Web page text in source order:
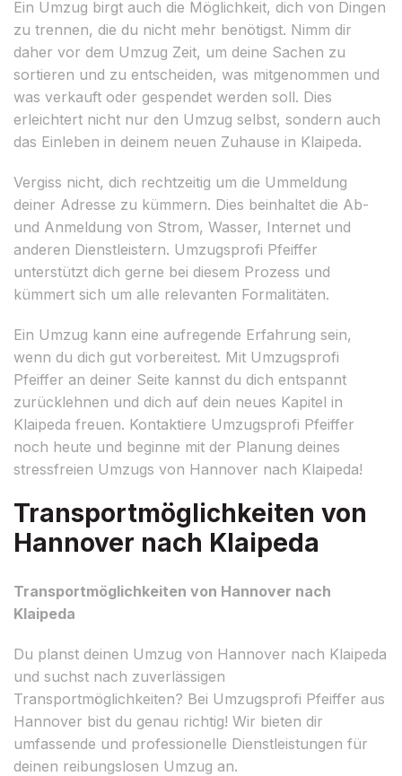
Ein Umzug birgt auch die Möglichkeit, dich von Dingen
zu trennen, die du nicht mehr benötigst. Nimm dir
daher vor dem Umzug Zeit, um deine Sachen zu
sortieren und zu entscheiden, was mitgenommen und
was verkauft oder gespendet werden soll. Dies
erleichtert nicht nur den Umzug selbst, sondern auch
das Einleben in deinem neuen Zuhause in Klaipeda.
Vergiss nicht, dich rechtzeitig um die Ummeldung
deiner Adresse zu kümmern. Dies beinhaltet die Ab-
und Anmeldung von Strom, Wasser, Internet und
anderen Dienstleistern. Umzugsprofi Pfeiffer
unterstützt dich gerne bei diesem Prozess und
kümmert sich um alle relevanten Formalitäten.
Ein Umzug kann eine aufregende Erfahrung sein,
wenn du dich gut vorbereitest. Mit Umzugsprofi
Pfeiffer an deiner Seite kannst du dich entspannt
zurücklehnen und dich auf dein neues Kapitel in
Klaipeda freuen. Kontaktiere Umzugsprofi Pfeiffer
noch heute und beginne mit der Planung deines
stressfreien Umzugs von Hannover nach Klaipeda!
Transportmöglichkeiten von
Hannover nach Klaipeda
Transportmöglichkeiten von Hannover nach
Klaipeda
Du planst deinen Umzug von Hannover nach Klaipeda
und suchst nach zuverlässigen
Transportmöglichkeiten? Bei Umzugsprofi Pfeiffer aus
Hannover bist du genau richtig! Wir bieten dir
umfassende und professionelle Dienstleistungen für
deinen reibungslosen Umzug an.